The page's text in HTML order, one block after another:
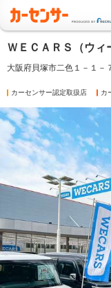
ＷＥＣＡＲＳ（ウ
大阪府貝塚市二色１－１－
カーセンサー認定取扱店 カ